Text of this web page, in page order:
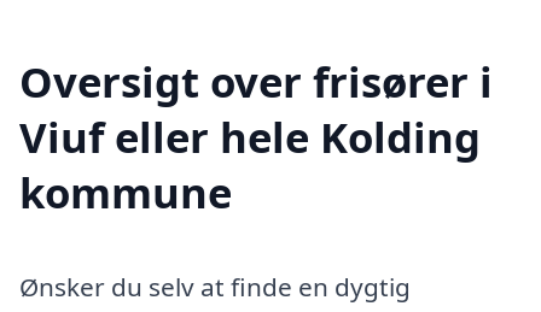
Oversigt over frisører i
Viuf eller hele Kolding
kommune
Ønsker du selv at finde en dygtig